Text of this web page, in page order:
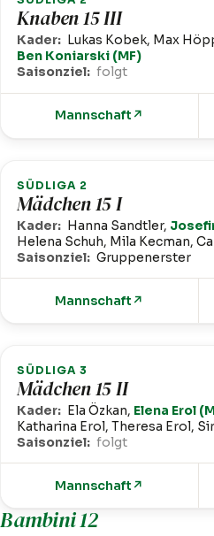
Knaben 15 III
Kader: Lukas Kobek, Max
Ben Koniarski (MF)
Saisonziel: folgt
Mannschaft ↗
SÜDLIGA 2
Mädchen 15 I
Kader: Hanna Sandtler,
Helena Schuh, Mila Kecman,
Saisonziel: Gruppenerster
Mannschaft ↗
SÜDLIGA 3
Mädchen 15 II
Kader: Ela Özkan, Elena Erol
Katharina Erol, Theresa Erol,
Saisonziel: folgt
Mannschaft ↗
Bambini 12